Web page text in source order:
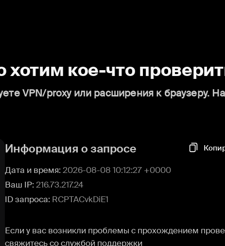
хотим кое-что
VPN/proxy или расширения к браузеру.
Информация о запросе
Дата и время: 2026-08-08 10:12:27 +0000
Ваш IP: 216.73.217.24
ID запроса: RCPTACvkDiE1
Если у вас возникли проблемы с прохождением
свяжитесь со службой поддержки